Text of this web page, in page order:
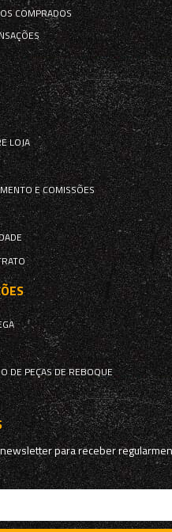
COMPRADOS
LOJA
E COMISSÕES
DE PEÇAS DE REBOQUE
para receber